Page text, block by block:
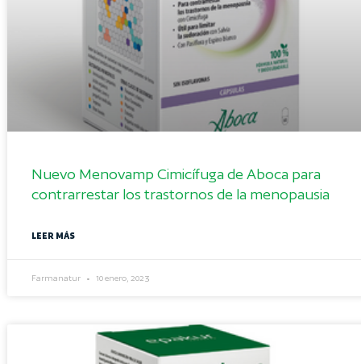
Nuevo Menovamp Cimicífuga de Aboca para
contrarrestar los trastornos de la menopausia
LEER MÁS
Farmanatur 10 enero, 2023